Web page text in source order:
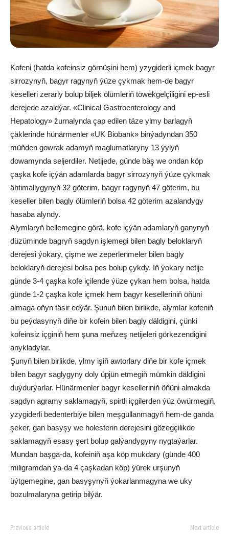
Kofeni (hatda kofeinsiz görnüşini hem) yzygiderli içmek bagyr
sirrozynyň, bagyr ragynyň ýüze çykmak hem-de bagyr
keselleri zerarly bolup biljek ölümleriň töwekgelçiligini ep-esli
derejede azaldýar. «Clinical Gastroenterology and
Hepatology» žurnalynda çap edilen täze ylmy barlagyň
çäklerinde hünärmenler «UK Biobank» binýadyndan 350
müňden gowrak adamyň maglumatlaryny 13 ýylyň
dowamynda seljerdiler. Netijede, günde bäş we ondan köp
çaşka kofe içýän adamlarda bagyr sirrozynyň ýüze çykmak
ähtimallygynyň 32 göterim, bagyr ragynyň 47 göterim, bu
keseller bilen bagly ölümleriň bolsa 42 göterim azalandygy
hasaba alyndy.
Alymlaryň bellemegine görä, kofe içýän adamlaryň ganynyň
düzüminde bagryň sagdyn işlemegi bilen bagly beloklaryň
derejesi ýokary, çişme we zeperlenmeler bilen bagly
beloklaryň derejesi bolsa pes bolup çykdy. Iň ýokary netije
günde 3-4 çaşka kofe içilende ýüze çykan hem bolsa, hatda
günde 1-2 çaşka kofe içmek hem bagyr keselleriniň öňüni
almaga oňyn täsir edýär. Şunuň bilen birlikde, alymlar kofeniň
bu peýdasynyň diňe bir kofein bilen bagly däldigini, çünki
kofeinsiz içginiň hem şuna meňzeş netijeleri görkezendigini
anykladylar.
Şunyň bilen birlikde, ylmy işiň awtorlary diňe bir kofe içmek
bilen bagyr saglygyny doly üpjün etmegiň mümkin däldigini
duýdurýarlar. Hünärmenler bagyr keselleriniň öňüni almakda
sagdyn agramy saklamagyň, spirtli içgilerden ýüz öwürmegiň,
yzygiderli bedenterbiýe bilen meşgullanmagyň hem-de ganda
şeker, gan basyşy we holesterin derejesini gözegçilikde
saklamagyň esasy şert bolup galýandygyny nygtaýarlar.
Mundan başga-da, kofeiniň aşa köp mukdary (günde 400
miligramdan ýa-da 4 çaşkadan köp) ýürek urşunyň
üýtgemegine, gan basyşynyň ýokarlanmagyna we uky
bozulmalaryna getirip bilýär.
Previous article Next article